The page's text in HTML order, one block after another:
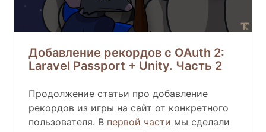
Добавление рекордов с OAuth 2:
Laravel Passport + Unity. Часть 2
Продолжение статьи про добавление
рекордов из игры на сайт от конкретного
пользователя. В первой части мы сделали